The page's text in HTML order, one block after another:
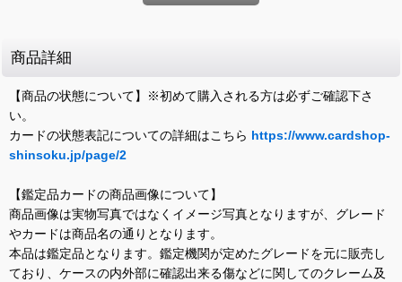
商品詳細
【商品の状態について】※初めて購入される方は必ずご確認下さ
い。
カードの状態表記についての詳細はこちら https://www.cardshop-
shinsoku.jp/page/2
【鑑定品カードの商品画像について】
商品画像は実物写真ではなくイメージ写真となりますが、グレード
やカードは商品名の通りとなります。
本品は鑑定品となります。鑑定機関が定めたグレードを元に販売し
ており、ケースの内外部に確認出来る傷などに関してのクレーム及